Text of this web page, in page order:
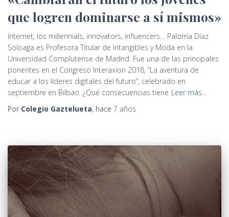
que logren dominarse a sí mismos»
Internet, los millennials, innovators, influencers… Paloma Díaz
Soloaga es Profesora Titular de Intangibles y Moda en la
Universidad Complutense de Madrid. Fue una de las principales
ponentes en el Congreso Interaxion 2018, “La aventura de
educar a los líderes digitales del futuro”, celebrado en
septiembre en Bilbao. ¿Qué consecuencias tiene Leer más…
Por Colegio Gaztelueta, hace 7 años